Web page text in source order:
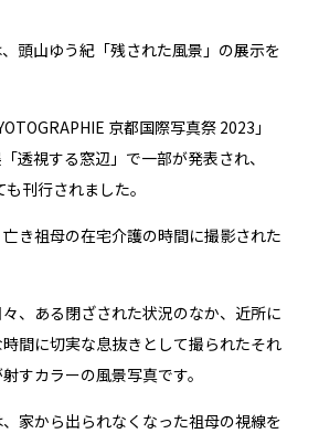
頭山ゆう紀「残された風景」の展示を
京都国際写真祭 2023」
透視する窓辺」で一部が発表され、
刊行されました。
亡き祖母の在宅介護の時間に撮影された
、ある閉ざされた状況のなか、近所に
間に切実な息抜きとして撮られたそれ
すカラーの風景写真です。
家から出られなくなった祖母の視線を